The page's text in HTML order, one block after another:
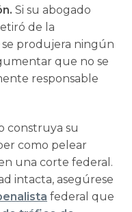
Si su abogado
de la
produjera ningún
que no se
responsable
construya su
como pelear
una corte federal.
intacta, asegúrese
federal que